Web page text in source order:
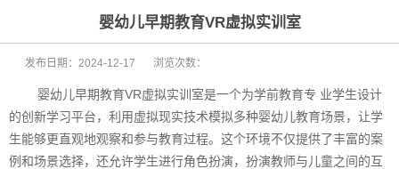
健康养老
婴幼儿早期教育VR虚拟实训室
发布日期： 2024-12-17 浏览次数：
婴幼儿早期教育VR虚拟实训室是一个为学前教育专 业学生设计
的创新学习平台，利用虚拟现实技术模拟多种婴幼儿教育场景，让学
生能够更直观地观察和参与教育过程。这个环境不仅提供了丰富的案
例和场景选择，还允许学生进行角色扮演，扮演教师与儿童之间的互